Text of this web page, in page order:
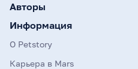
Авторы
Информация
О Petstory
Карьера в Mars